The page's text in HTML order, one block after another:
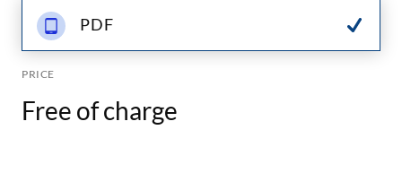
PDF
PRICE
Free of charge